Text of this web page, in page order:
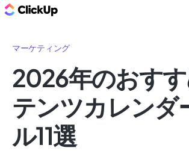
マーケティング
2026年のおす
テンツカレンダ
ル11選